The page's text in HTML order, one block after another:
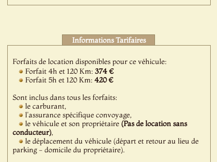
Informations Tarifaires
Forfaits de location disponibles pour ce véhicule:
Forfait 4h et 120 Km:374 €
Forfait 5h et 120 Km:420 €
Sont inclus dans tous les forfaits:
le carburant,
l'assurance spécifique convoyage,
le véhicule et son propriétaire (Pas de location sans
conducteur),
le déplacement du véhicule (départ et retour au lieu de
parking - domicile du propriétaire).